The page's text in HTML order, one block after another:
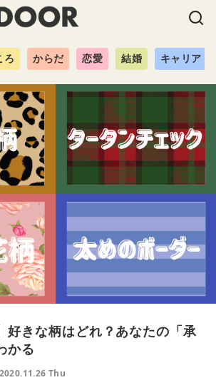
ろ からだ 恋愛 結婚 キャリア
好きな柄はどれ？あなたの「承
かる
2020.11.26 Thu